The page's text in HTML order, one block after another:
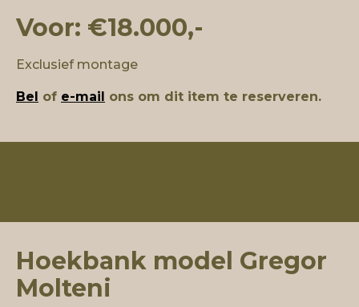
Voor: €18.000,-
Exclusief montage
Bel of e-mail ons om dit item te reserveren.
Hoekbank model Gregor
Molteni